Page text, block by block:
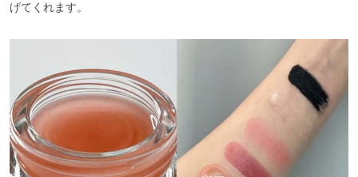
げてくれます。